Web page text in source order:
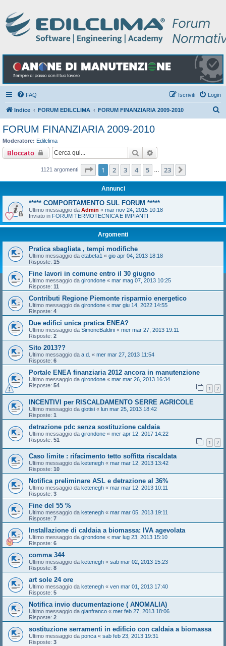
FAQ Login
Iscriviti
Indice FORUM EDILCLIMA FORUM FINANZIARIA 2009-2010
FORUM FINANZIARIA 2009-2010
Moderatore: Edilclima
Bloccato Cerca
1121 argomenti Pagina di 23
1 2 3 4 5 23
Annunci
***** COMPORTAMENTO SUL FORUM *****
Ultimo messaggio da Admin « mar nov 24, 2015 10:18
Inviato in FORUM TERMOTECNICA E IMPIANTI
Argomenti
Pratica sbagliata , tempi modifiche
Ultimo messaggio da etabeta1 « gio apr 04, 2013 18:18
Risposte: 15
Fine lavori in comune entro il 30 giugno
Ultimo messaggio da girondone « mar mag 07, 2013 10:25
Risposte: 11
Contributi Regione Piemonte risparmio energetico
Ultimo messaggio da girondone « mar giu 14, 2022 14:55
Risposte: 4
Due edifici unica pratica ENEA?
Ultimo messaggio da SimoneBaldini « mer mar 27, 2013 19:11
Risposte: 2
Sito 2013??
Ultimo messaggio da a.d. « mer mar 27, 2013 11:54
Risposte: 6
Portale ENEA finanziaria 2012 ancora in manutenzione
Ultimo messaggio da girondone « mar mar 26, 2013 16:34
Risposte: 54 1 2
INCENTIVI per RISCALDAMENTO SERRE AGRICOLE
Ultimo messaggio da giotisi « lun mar 25, 2013 18:42
Risposte: 1
detrazione pdc senza sostituzione caldaia
Ultimo messaggio da girondone « mer apr 12, 2017 14:22
Risposte: 51 1 2
Caso limite : rifacimento tetto soffitta riscaldata
Ultimo messaggio da ketenegh « mar mar 12, 2013 13:42
Risposte: 10
Notifica preliminare ASL e detrazione al 36%
Ultimo messaggio da ketenegh « mar mar 12, 2013 10:11
Risposte: 3
Fine del 55 %
Ultimo messaggio da ketenegh « mar mar 05, 2013 19:11
Risposte: 7
Installazione di caldaia a biomassa: IVA agevolata
Ultimo messaggio da girondone « mar lug 23, 2013 15:10
Risposte: 6
comma 344
Ultimo messaggio da ketenegh « sab mar 02, 2013 15:23
Risposte: 8
art sole 24 ore
Ultimo messaggio da ketenegh « ven mar 01, 2013 17:40
Risposte: 5
Notifica invio ducumentazione ( ANOMALIA)
Ultimo messaggio da gianfranco « mer feb 27, 2013 18:06
Risposte: 2
sostituzione serramenti in edificio con caldaia a biomassa
Ultimo messaggio da ponca « sab feb 23, 2013 19:31
Risposte: 3